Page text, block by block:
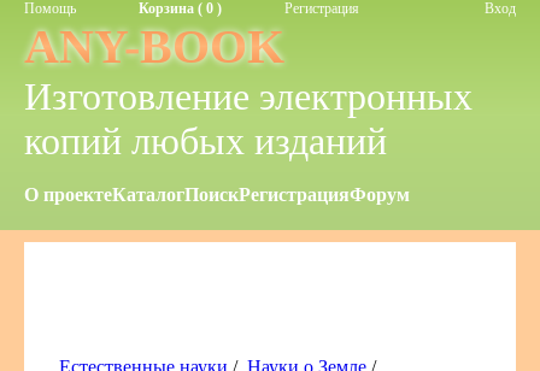
Помощь Корзина ( 0 ) Регистрация Вход
ANY-BOOK
Изготовление электронных
копий любых изданий
О проектеКаталогПоискРегистрацияФорум
Естественные науки / Науки о Земле /